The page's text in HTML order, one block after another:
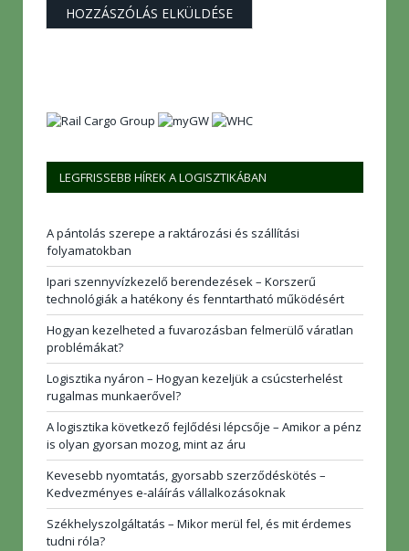
LEGFRISSEBB HÍREK A LOGISZTIKÁBAN
A pántolás szerepe a raktározási és szállítási
folyamatokban
Ipari szennyvízkezelő berendezések – Korszerű
technológiák a hatékony és fenntartható működésért
Hogyan kezelheted a fuvarozásban felmerülő váratlan
problémákat?
Logisztika nyáron – Hogyan kezeljük a csúcsterhelést
rugalmas munkaerővel?
A logisztika következő fejlődési lépcsője – Amikor a pénz
is olyan gyorsan mozog, mint az áru
Kevesebb nyomtatás, gyorsabb szerződéskötés –
Kedvezményes e-aláírás vállalkozásoknak
Székhelyszolgáltatás – Mikor merül fel, és mit érdemes
tudni róla?